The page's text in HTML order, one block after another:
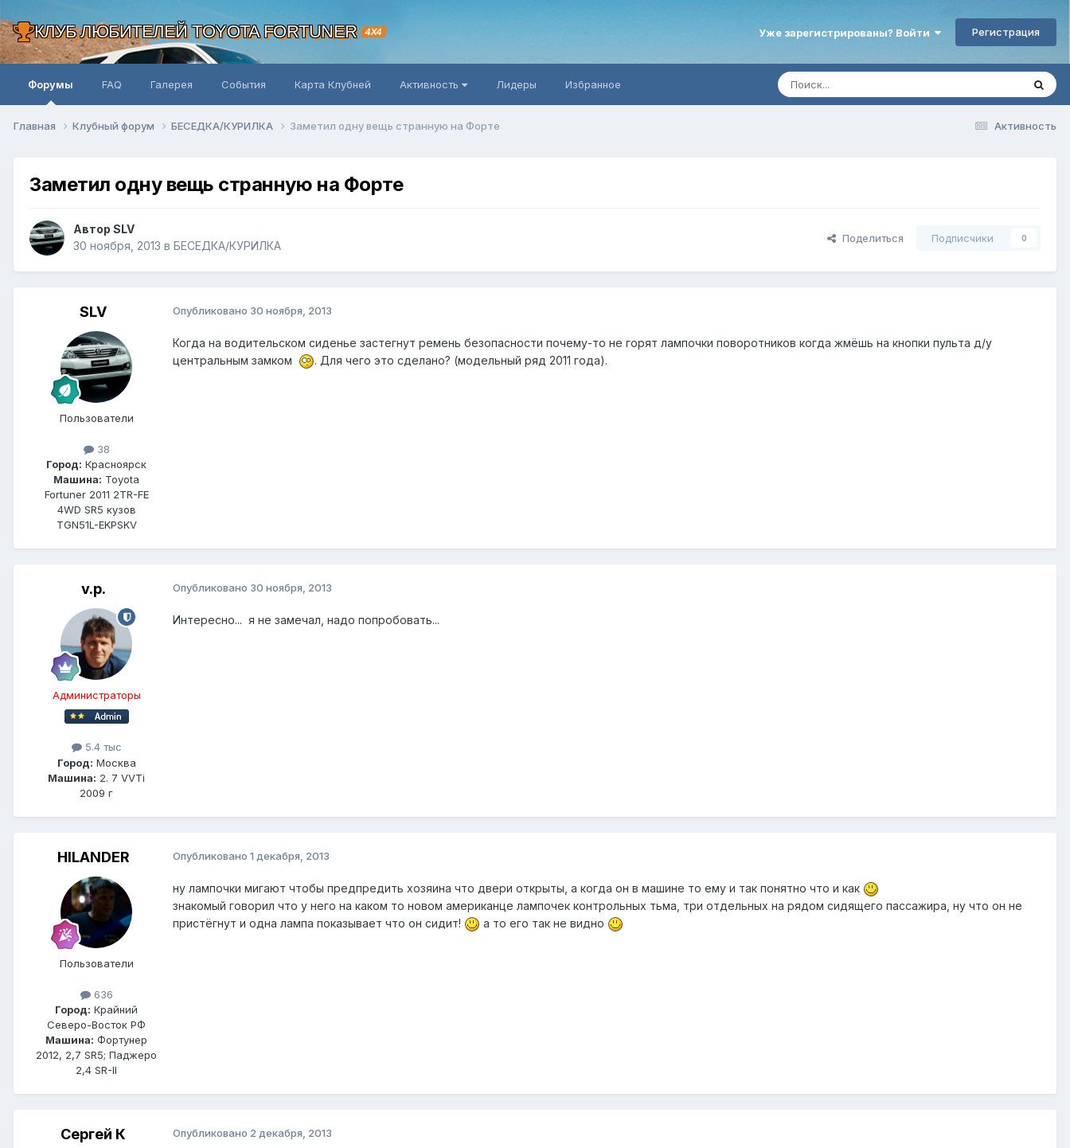
КЛУБ ЛЮБИТЕЛЕЙ TOYOTA FORTUNER 4X4 Уже зарегистрированы? Войти Регистрация
Форумы FAQ Галерея События Карта Клубней Активность Лидеры Избранное
Активность
Главная Клубный форум БЕСЕДКА/КУРИЛКА Заметил одну вещь странную на Форте
Заметил одну вещь странную на Форте
Автор SLV
30 ноября, 2013 в БЕСЕДКА/КУРИЛКА
Поделиться Подписчики 0
SLV
Пользователи
38
Город: Красноярск
Машина: Toyota
Fortuner 2011 2TR-FE
4WD SR5 кузов
TGN51L-EKPSKV
Опубликовано 30 ноября, 2013
Когда на водительском сиденье застегнут ремень безопасности почему-то не горят лампочки поворотников когда жмёшь на кнопки пульта д/у
центральным замком
. Для чего это сделано? (модельный ряд 2011 года).
v.p.
Администраторы
5.4 тыс
Город: Москва
Машина: 2. 7 VVTi
2009 г
Опубликовано 30 ноября, 2013
Интересно... я не замечал, надо попробовать...
HILANDER
Пользователи
636
Город: Крайний
Северо-Восток РФ
Машина: Фортунер
2012, 2,7 SR5; Паджеро
2,4 SR-II
Опубликовано 1 декабря, 2013
ну лампочки мигают чтобы предпредить хозяина что двери открыты, а когда он в машине то ему и так понятно что и как
знакомый говорил что у него на каком то новом американце лампочек контрольных тьма, три отдельных на рядом сидящего пассажира, ну что он не
пристёгнут и одна лампа показывает что он сидит!
а то его так не видно
Сергей К Опубликовано 2 декабря, 2013